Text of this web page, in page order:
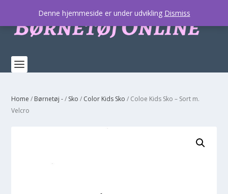
Home / Børnetøj -/ Sko / Color Kids Sko / Coloe Kids Sko – Sort m.
Velcro
Denne hjemmeside er under udvikling Dismiss